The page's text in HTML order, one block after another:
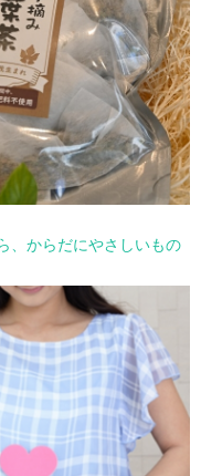
、からだにやさしいもの